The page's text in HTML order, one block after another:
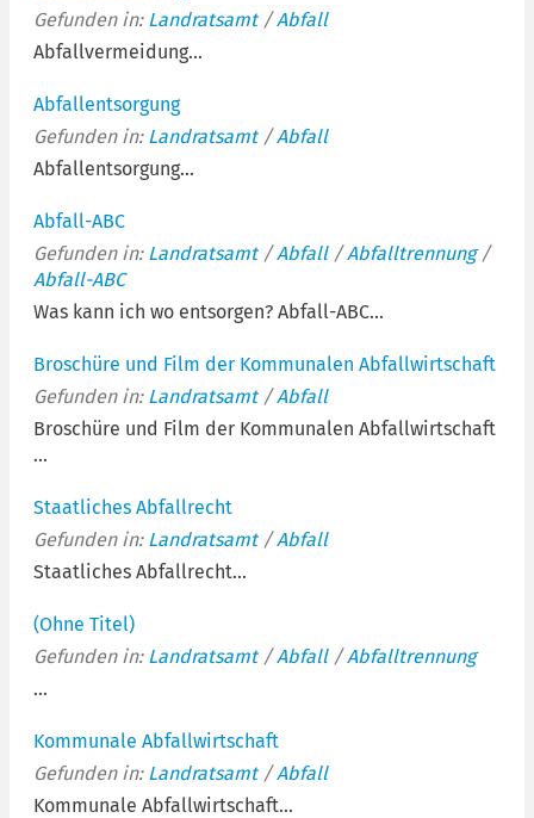
Gefunden in: Landratsamt/Abfall
Abfallvermeidung...
Abfallentsorgung
Gefunden in: Landratsamt/Abfall
Abfallentsorgung...
Abfall-ABC
Gefunden in: Landratsamt/Abfall/Abfalltrennung/
Abfall-ABC
Was kann ich wo entsorgen? Abfall-ABC...
Broschüre und Film der Kommunalen Abfallwirtschaft
Gefunden in: Landratsamt/Abfall
Broschüre und Film der Kommunalen Abfallwirtschaft
...
Staatliches Abfallrecht
Gefunden in: Landratsamt/Abfall
Staatliches Abfallrecht...
(Ohne Titel)
Gefunden in: Landratsamt/Abfall/Abfalltrennung
...
Kommunale Abfallwirtschaft
Gefunden in: Landratsamt/Abfall
Kommunale Abfallwirtschaft...